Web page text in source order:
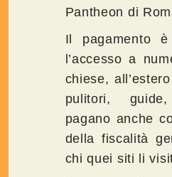
Pantheon di
Il pagamento
l’accesso a
chiese,
pulitori,
pagano anche
della fiscalità
chi quei siti li